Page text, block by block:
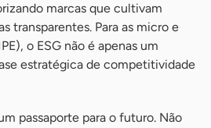
marcas que cultivam
transparentes. Para as micro e
o ESG não é apenas um
estratégica de competitividade
passaporte para o futuro. Não